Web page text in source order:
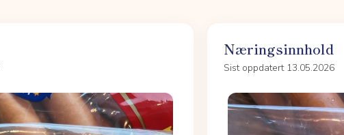
Næringsinnhold
Sist oppdatert 13.05.2026